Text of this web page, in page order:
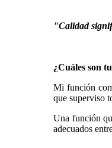
"Calidad
¿Cuáles son
Mi función
que superviso
Una función
adecuados